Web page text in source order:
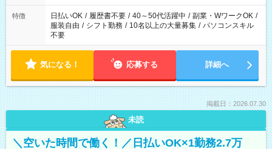
00（実働8ｈ/休憩1ｈ） ＊時間帯固定OK
特徴 日払いOK / 履歴書不要 / 40～50代活躍中 / 副業・WワークOK /
服装自由 / シフト勤務 / 10名以上の大量募集 / パソコンスキル
不要
気になる！ 応募する 詳細へ
掲載日：2026.07.30
未読
＼空いた時間で働く！／日払いOK×1勤務2.7万